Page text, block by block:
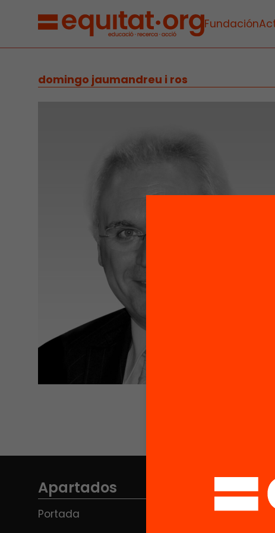
Fundación
domingo jaumandreu i ros
Apartados
Portada